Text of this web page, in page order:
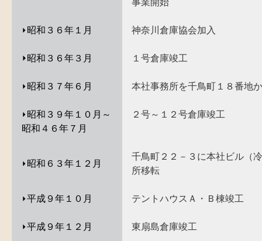
事業開始
⏵昭和３６年１月 神奈川倉庫協会加入
⏵昭和３６年３月 １号倉庫竣工
⏵昭和３７年６月 本社事務所を千鳥町１８番地
⏵昭和３９年１０月～
昭和４６年７月
２号～１２号倉庫竣工
⏵昭和６３年１２月
千鳥町２２－３に本社ビル（
所移転
⏵平成９年１０月 テントハウスＡ・Ｂ棟竣工
⏵平成９年１２月 東扇島倉庫竣工